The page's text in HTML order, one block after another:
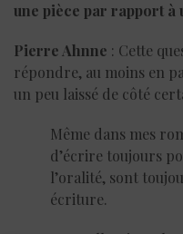
une pièce par rapport à
Pierre Ahnne : Cette
répondre, au moins en
un peu laissé de côté
Même dans mes
d’écrire toujours
l’oralité, sont
écriture.